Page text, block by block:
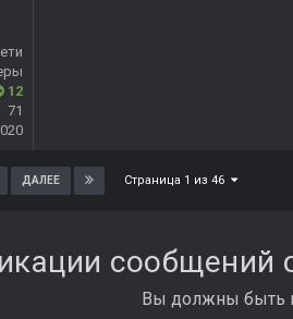
12
71
ДАЛЕЕ Страница 1 из 46
сообщений
Вы должны быть